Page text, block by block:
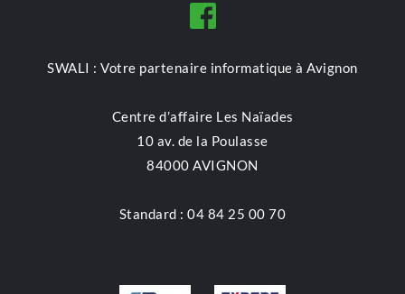
SWALI : Votre partenaire informatique à Avignon
Centre d’affaire Les Naïades
10 av. de la Poulasse
84000 AVIGNON
Standard : 04 84 25 00 70